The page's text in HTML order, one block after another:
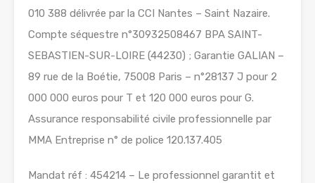
010 388 délivrée par la CCI Nantes – Saint Nazaire.
Compte séquestre n°30932508467 BPA SAINT-
SEBASTIEN-SUR-LOIRE (44230) ; Garantie GALIAN –
89 rue de la Boétie, 75008 Paris – n°28137 J pour 2
000 000 euros pour T et 120 000 euros pour G.
Assurance responsabilité civile professionnelle par
MMA Entreprise n° de police 120.137.405
Mandat réf : 454214 – Le professionnel garantit et